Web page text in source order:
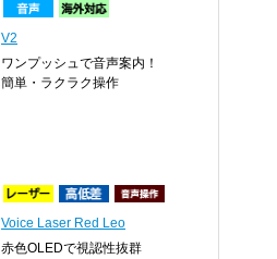
V2
ワンプッシュで音声案内！
簡単・ラクラク操作
Voice Laser Red Leo
赤色OLEDで視認性抜群